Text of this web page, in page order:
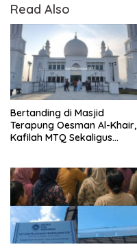
Read Also
Bertanding di Masjid
Terapung Oesman Al-Khair,
Kafilah MTQ Sekaligus